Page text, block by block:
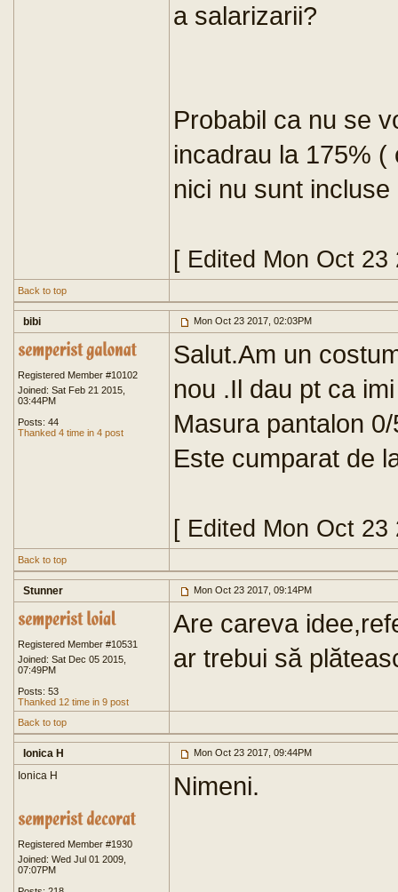
a salarizarii?
Probabil ca nu se
incadrau la 175%
nici nu sunt
[ Edited Mon Oct
Back to top
bibi Mon Oct 23 2017, 02:03PM
Registered Member #10102
Joined: Sat Feb 21 2015,
03:44PM
Posts: 44
Thanked 4 time in 4 post
Salut.Am un
nou .Il dau pt ca
Masura pantalon
Este cumparat de
[ Edited Mon Oct
Back to top
Stunner Mon Oct 23 2017, 09:14PM
Registered Member #10531
Joined: Sat Dec 05 2015,
07:49PM
Posts: 53
Thanked 12 time in 9 post
Are careva
ar trebui să
Back to top
Ionica H Mon Oct 23 2017, 09:44PM
Ionica H
Registered Member #1930
Joined: Wed Jul 01 2009,
07:07PM
Nimeni.